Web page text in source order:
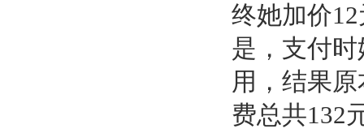
终她加价
是，支付
用，结果
费总共132